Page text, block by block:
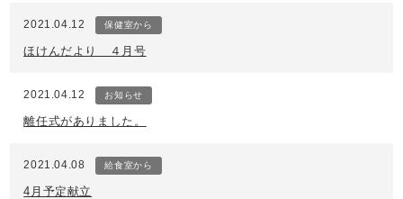
2021.04.12 保健室から
ほけんだより ４月号
2021.04.12 お知らせ
離任式がありました。
2021.04.08 給食室から
4月予定献立